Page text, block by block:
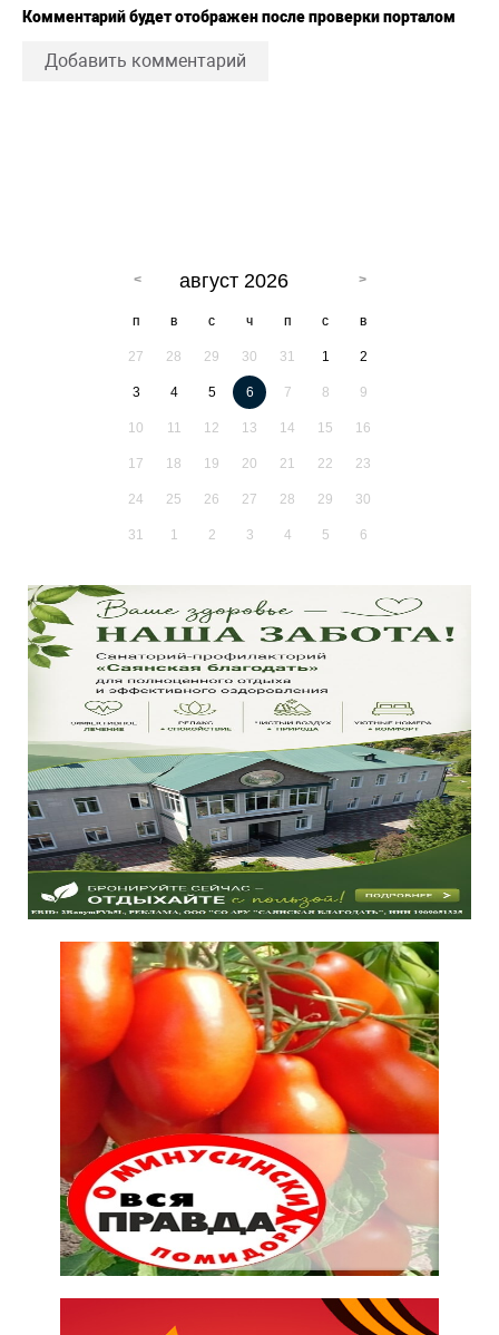
Комментарий будет отображен после проверки порталом
Добавить комментарий
август 2026
п в с ч п с в
27 28 29 30 31 1 2
3 4 5 6 7 8 9
10 11 12 13 14 15 16
17 18 19 20 21 22 23
24 25 26 27 28 29 30
31 1 2 3 4 5 6